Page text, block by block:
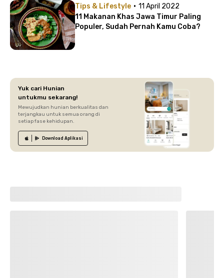
Tips & Lifestyle · 11 April 2022
11 Makanan Khas Jawa Timur Paling
Populer, Sudah Pernah Kamu Coba?
Yuk cari Hunian
untukmu sekarang!
Mewujudkan hunian berkualitas dan
terjangkau untuk semua orang di
setiap fase kehidupan.
Download Aplikasi